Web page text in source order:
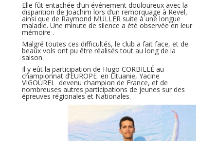
Elle fût entachée d’un événement douloureux avec la
disparition de Joachim lors d’un remorquage à Revel,
ainsi que de Raymond MULLER suite à une longue
maladie. Une minute de silence a été observée en leur
mémoire .
Malgré toutes ces difficultés, le club a fait face, et de
beaux vols ont pu être réalisés tout au long de la
saison.
Il y eût la participation de Hugo CORBILLÉ au
championnat d’EUROPE en Lituanie, Yacine
VIGOUREL devenu champion de France, et de
nombreuses autres participations de jeunes sur des
épreuves régionales et Nationales.